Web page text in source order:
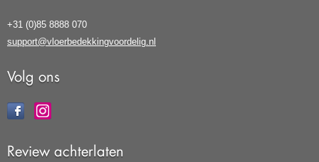
+31 (0)85 8888 070
support@vloerbedekkingvoordelig.nl
Volg ons
Review achterlaten